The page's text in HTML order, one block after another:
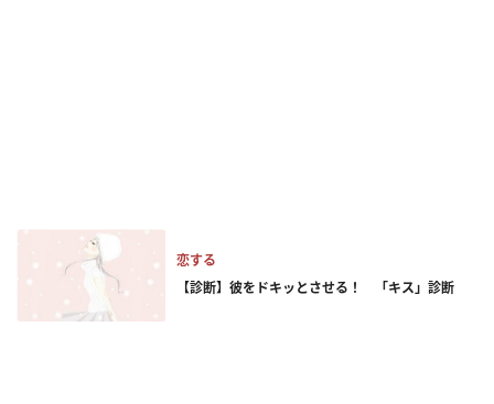
恋する
【診断】彼をドキッとさせる！ 「キス」診断